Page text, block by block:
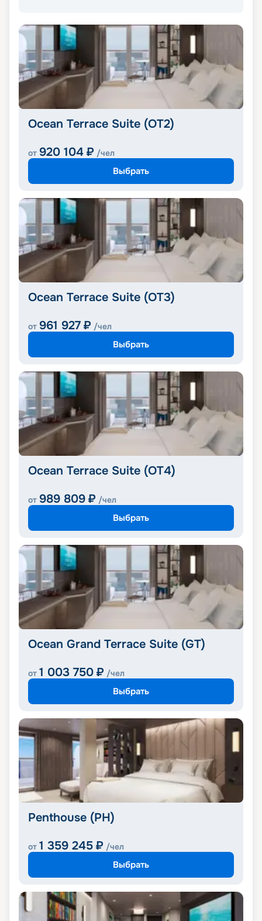
Ocean Terrace Suite (OT2)
от 920 104 ₽ /чел
Выбрать
Ocean Terrace Suite (OT3)
от 961 927 ₽ /чел
Выбрать
Ocean Terrace Suite (OT4)
от 989 809 ₽ /чел
Выбрать
Ocean Grand Terrace Suite (GT)
от 1 003 750 ₽ /чел
Выбрать
Penthouse (PH)
от 1 359 245 ₽ /чел
Выбрать